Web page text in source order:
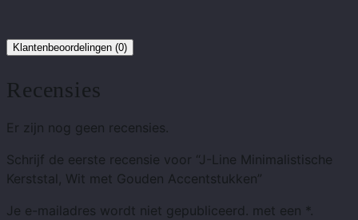
Klantenbeoordelingen (0)
Recensies
Er zijn nog geen recensies.
Schrijf de eerste recensie voor “J-Line Minimalistische
Kerststal, Wit met Gouden Accentstukken”
Je e-mailadres wordt niet gepubliceerd. met een *.